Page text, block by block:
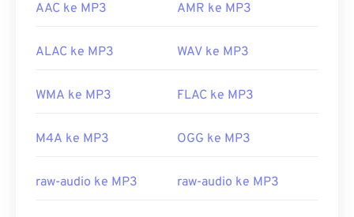
AAC ke MP3 AMR ke MP3
ALAC ke MP3 WAV ke MP3
WMA ke MP3 FLAC ke MP3
M4A ke MP3 OGG ke MP3
raw-audio ke MP3 raw-audio ke MP3